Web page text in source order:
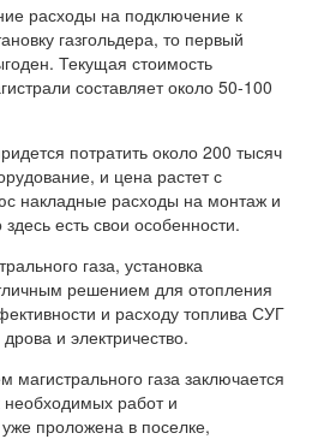
расходы на подключение к
газгольдера, то первый
Текущая стоимость
составляет около 50-100
потратить около 200 тысяч
и цена растет с
накладные расходы на монтаж и
есть свои особенности.
газа, установка
решением для отопления
и расходу топлива СУГ
и электричество.
газа заключается
необходимых работ и
проложена в поселке,